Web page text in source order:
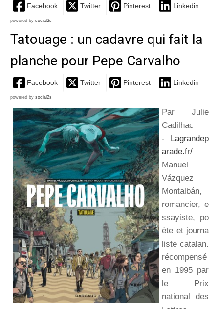
Facebook Twitter Pinterest Linkedin
powered by social2s
Tatouage : un cadavre qui fait la
planche pour Pepe Carvalho
Facebook Twitter Pinterest Linkedin
powered by social2s
Par Julie
Cadilhac
- Lagrandep
arade.fr/
Manuel
Vázquez
Montalbán,
romancier, e
ssayiste, po
ète et journa
liste catalan,
récompensé
en 1995 par
le Prix
national des